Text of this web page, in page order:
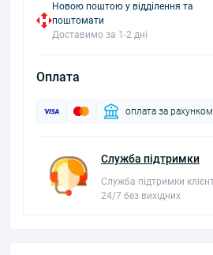
Новою поштою у відділення та
поштомати
Доставимо за 1-2 дні
Оплата
оплата за рахунком
Служба підтримки
Служба підтримки
24/7 без вихідних